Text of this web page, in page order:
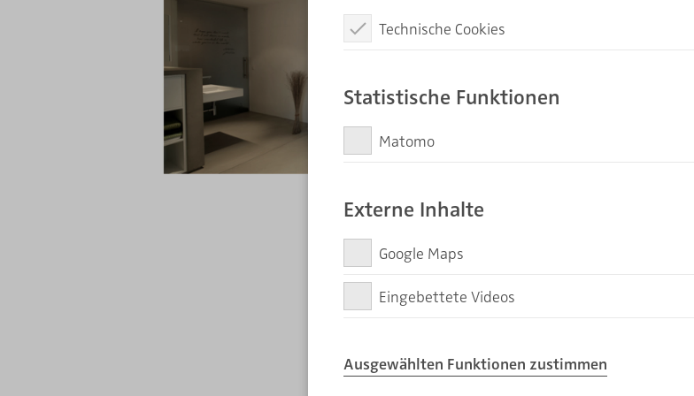
Technische Cookies
Statistische Funktionen
Matomo
Externe Inhalte
Google Maps
Diese Zustimmung erlaubt Ihnen die Nutzung einer Anfahrtskarte.
Eingebettete Videos
Ausgewählten Funktionen zustimmen